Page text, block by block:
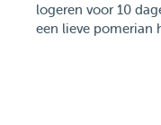
logeren voor 10
een lieve pomerian